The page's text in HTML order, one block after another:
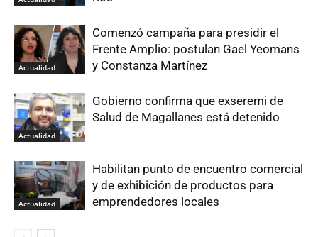
Actualidad
Comenzó campaña para presidir el
Frente Amplio: postulan Gael Yeomans
y Constanza Martínez
Actualidad
Gobierno confirma que exseremi de
Salud de Magallanes está detenido
Actualidad
Habilitan punto de encuentro comercial
y de exhibición de productos para
emprendedores locales